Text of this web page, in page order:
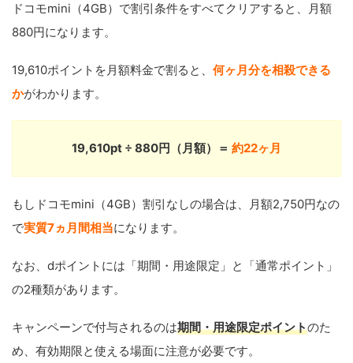
ドコモmini（4GB）で割引条件をすべてクリアすると、月額
880円になります。
19,610ポイントを月額料金で割ると、 何ヶ月分を相殺できる
かがわかります。
19,610pt ÷ 880円（月額）＝ 約22ヶ月
もしドコモmini（4GB）割引なしの場合は、月額2,750円なの
で実質7ヵ月間相当になります。
なお、dポイントには「期間・用途限定」と「通常ポイント」
の2種類があります。
キャンペーンで付与されるのは期間・用途限定ポイントのた
め、有効期限と使える場面に注意が必要です。